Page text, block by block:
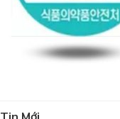
Tin Mới